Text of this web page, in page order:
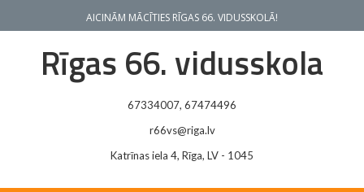
AICINĀM MĀCĪTIES RĪGAS 66. VIDUSSKOLĀ!
Rīgas 66. vidusskola
67334007, 67474496
r66vs@riga.lv
Katrīnas iela 4, Rīga, LV - 1045